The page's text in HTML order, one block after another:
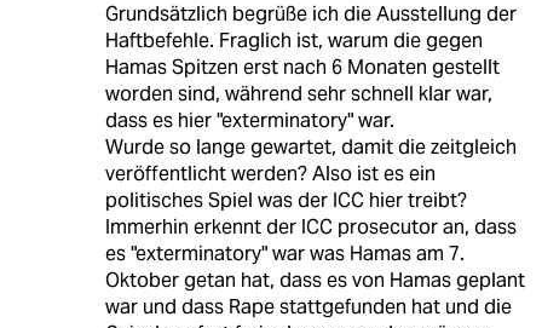
Grundsätzlich begrüße ich die Ausstellung der
Haftbefehle. Fraglich ist, warum die gegen
Hamas Spitzen erst nach 6 Monaten gestellt
worden sind, während sehr schnell klar war,
dass es hier "exterminatory" war.
Wurde so lange gewartet, damit die zeitgleich
veröffentlicht werden? Also ist es ein
politisches Spiel was der ICC hier treibt?
Immerhin erkennt der ICC prosecutor an, dass
es "exterminatory" war was Hamas am 7.
Oktober getan hat, dass es von Hamas geplant
war und dass Rape stattgefunden hat und die